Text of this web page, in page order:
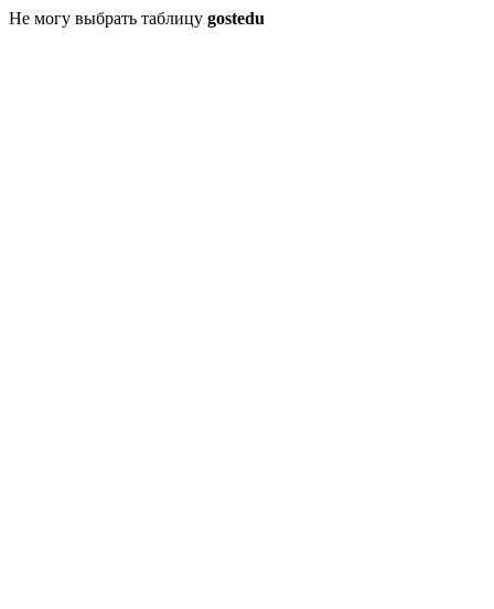
Не могу выбрать таблицу gostedu